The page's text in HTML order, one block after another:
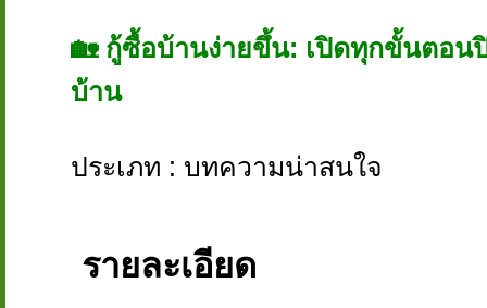
🏡 กู้ซื้อบ้านง่ายขึ้น: เปิดทุกขั้นตอน
บ้าน
ประเภท : บทความน่าสนใจ
รายละเอียด